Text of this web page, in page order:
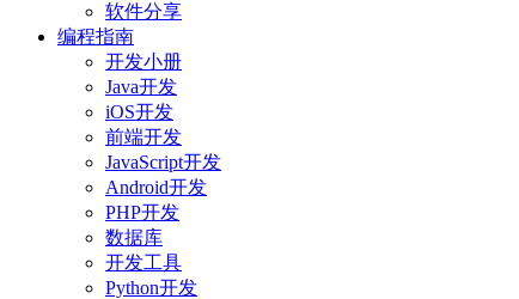
软件分享
编程指南
开发小册
Java开发
iOS开发
前端开发
JavaScript开发
Android开发
PHP开发
数据库
开发工具
Python开发